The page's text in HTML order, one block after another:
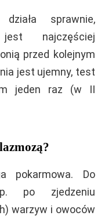
sprawnie,
jest najczęściej
przed kolejnym
jest ujemny, test
jeden raz (w II
pokarmowa. Do
po zjedzeniu
warzyw i owoców